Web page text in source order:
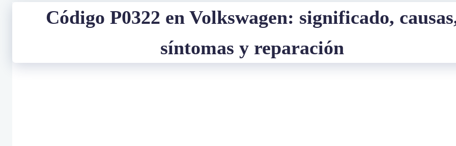
Código P0322 en Volkswagen: significado,
síntomas y reparación